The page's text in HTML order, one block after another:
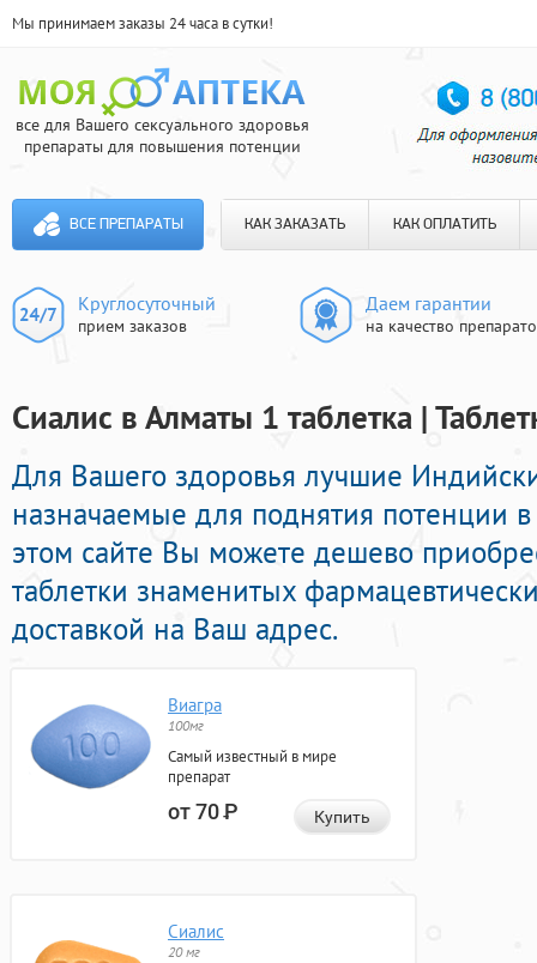
Мы принимаем заказы 24 часа в сутки!
все для Вашего сексуального здоровья
препараты для повышения потенции
ВСЕ ПРЕПАРАТЫ КАК ЗАКАЗАТЬ КАК ОПЛАТИТЬ
Круглосуточный
прием заказов
Даем гарантии
на качество
Сиалис в Алматы 1 таблетка |
Для Вашего здоровья лучшие
назначаемые для поднятия потенции
этом сайте Вы можете дешево
таблетки знаменитых
доставкой на Ваш адрес.
Виагра
100мг
Самый известный в мире
препарат
от 70Р Купить
Сиалис
20 мг